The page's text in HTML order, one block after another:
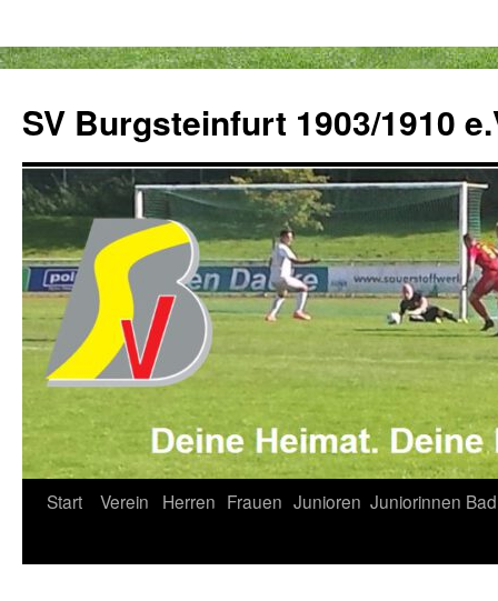
springen
SV Burgsteinfurt 1903/1910
Start Verein Herren Frauen Junioren Juniorinnen